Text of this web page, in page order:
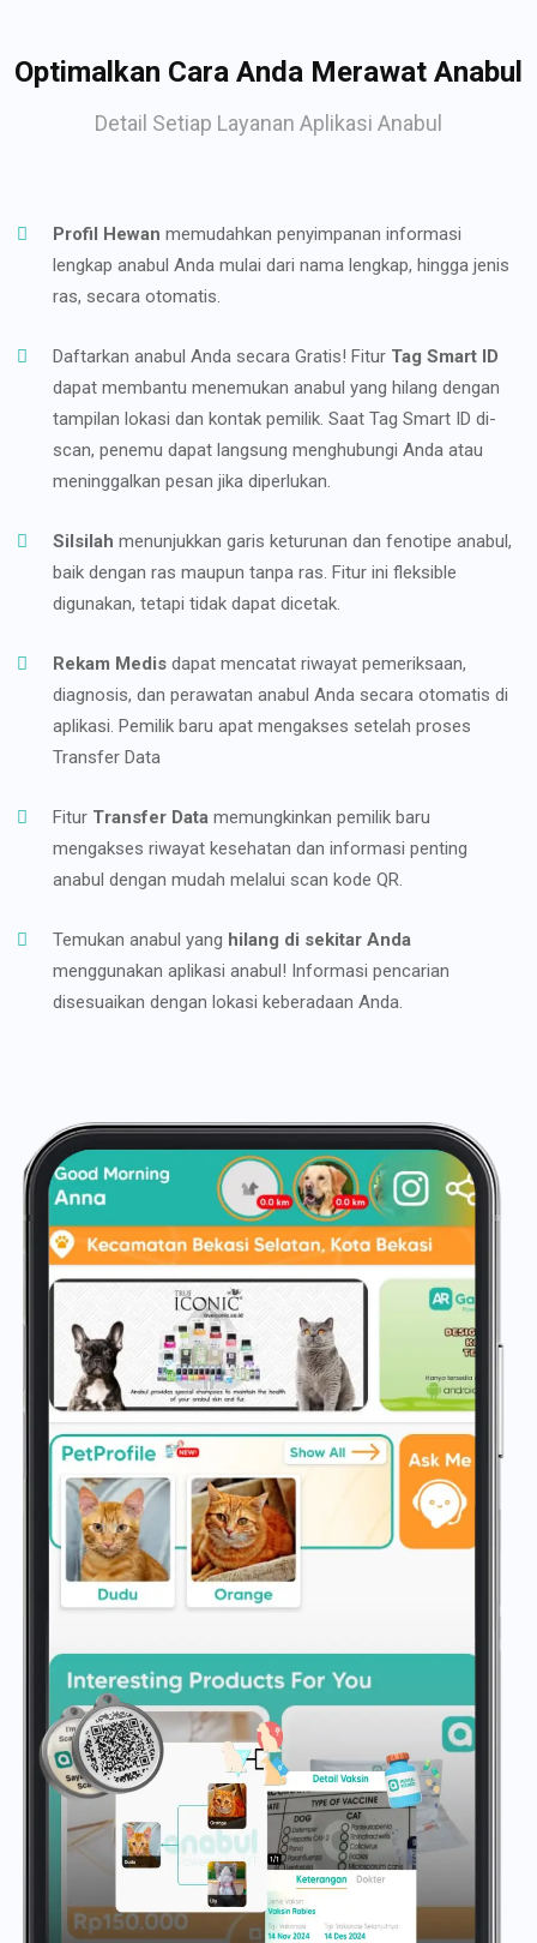
Optimalkan Cara Anda Merawat Anabul
Detail Setiap Layanan Aplikasi Anabul
Profil Hewan memudahkan penyimpanan informasi
lengkap anabul Anda mulai dari nama lengkap, hingga jenis
ras, secara otomatis.
Daftarkan anabul Anda secara Gratis! Fitur Tag Smart ID
dapat membantu menemukan anabul yang hilang dengan
tampilan lokasi dan kontak pemilik. Saat Tag Smart ID di-
scan, penemu dapat langsung menghubungi Anda atau
meninggalkan pesan jika diperlukan.
Silsilah menunjukkan garis keturunan dan fenotipe anabul,
baik dengan ras maupun tanpa ras. Fitur ini fleksible
digunakan, tetapi tidak dapat dicetak.
Rekam Medis dapat mencatat riwayat pemeriksaan,
diagnosis, dan perawatan anabul Anda secara otomatis di
aplikasi. Pemilik baru apat mengakses setelah proses
Transfer Data
Fitur Transfer Data memungkinkan pemilik baru
mengakses riwayat kesehatan dan informasi penting
anabul dengan mudah melalui scan kode QR.
Temukan anabul yang hilang di sekitar Anda
menggunakan aplikasi anabul! Informasi pencarian
disesuaikan dengan lokasi keberadaan Anda.